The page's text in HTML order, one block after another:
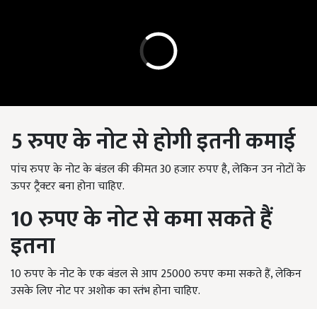
5 रुपए के नोट से होगी इतनी कमाई
पांच रुपए के नोट के बंडल की कीमत 30 हजार रुपए है, लेकिन उन नोटों के
ऊपर ट्रैक्टर बना होना चाहिए.
10 रुपए के नोट से कमा सकते हैं
इतना
10 रुपए के नोट के एक बंडल से आप 25000 रुपए कमा सकते हैं, लेकिन
उसके लिए नोट पर अशोक का स्तंभ होना चाहिए.